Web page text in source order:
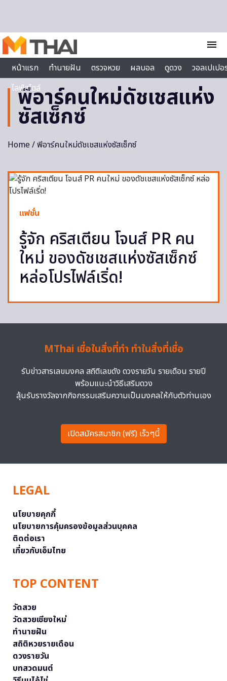
menu
หน้าแรก
ทำนายฝัน ตรวจหวย ผลบอล ดูดวง
วอลเปเป
ไลฟ์สไตล์
พีอาร์คนใหม่ดัชเชสแห่ง
ซัสเซ็กซ์
Home/ พีอาร์คนใหม่ดัชเชสแห่งซัสเซ็กซ์
แฟชั่น
รู้จัก คริสเตียน โจนส์ PR คน
ใหม่ ของดัชเชสแห่งซัสเซ็กซ์
หล่อโปรไฟล์เริ่ด!
MThai เชื่อในสิ่งที่ทำ ทำในสิ่งที่เชื่อ
รับข่าวสารเลขมงคล สถิติเลขดัง ดวงรายวัน รายเดือน รายปี
พร้อมแนะนำวิธีเสริมดวง
ลุ้นรับรางวัลจากกิจกรรมเสริมความเป็นมงคลให้กับตัวท่านเอง
เปิดสมัครสมาชิก (ฟรี) เร็วๆนี้
LEGAL
นโยบายคุกกี้
นโยบายการคุ้มครองข้อมูลส่วนบุคคล
ติดต่อเรา
เกี่ยวกับเอ็มไทย
TOP CONTENT
วัดสวย
วัดสวยเชียงใหม่
ทำนายฝัน
สถิติหวยรายเดือน
ดวงรายวัน
บทสวดมนต์